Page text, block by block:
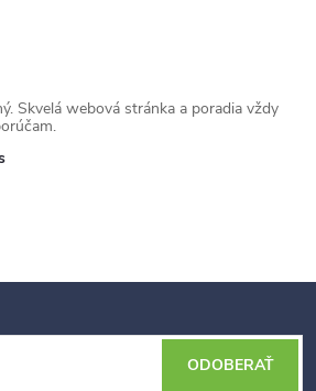
Skvelá webová stránka a poradia vždy
ODOBERAŤ